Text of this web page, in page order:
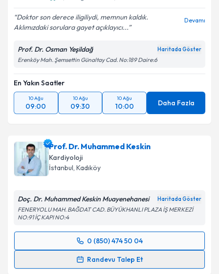
Doktor son derece iligiliydi, memnun kaldık.
Aklımızdaki sorulara gayet açıklayıcı...
Devamı
Prof. Dr. Osman Yeşildağ Haritada Göster
Erenköy Mah. Şemsettin Günaltay Cad. No:189 Daire:6
En Yakın Saatler
10 Ağu
09:00
10 Ağu
09:30
10 Ağu
10:00 Daha Fazla
Prof. Dr. Muhammed Keskin
Kardiyoloji
İstanbul, Kadıköy
Doç. Dr. Muhammed Keskin Muayenehanesi Haritada Göster
FENERYOLU MAH. BAĞDAT CAD. BÜYÜKHANLI PLAZA İŞ MERKEZİ
NO:91 İÇ KAPI NO:4
0 (850) 474 50 04
Randevu Talep Et
Randevu Takvimi Talebi